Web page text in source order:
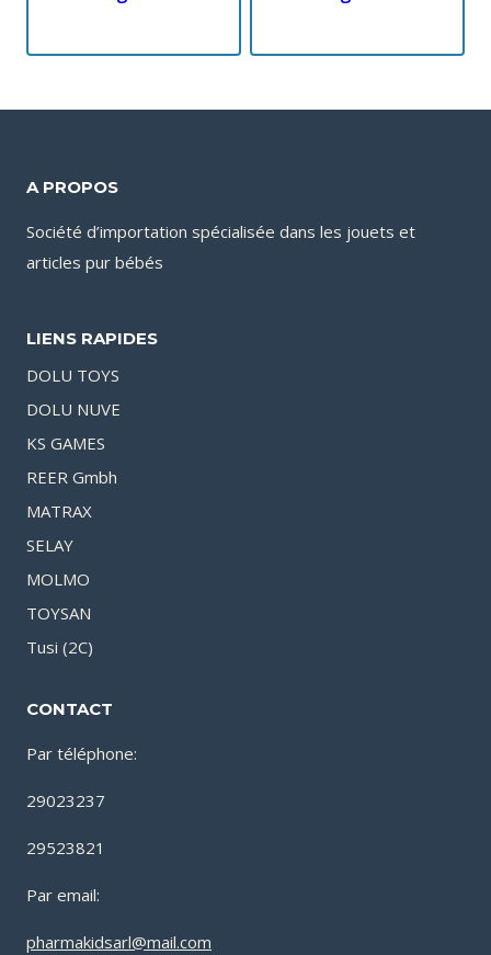
A PROPOS
Société d’importation spécialisée dans les jouets et
articles pur bébés
LIENS RAPIDES
DOLU TOYS
DOLU NUVE
KS GAMES
REER Gmbh
MATRAX
SELAY
MOLMO
TOYSAN
Tusi (2C)
CONTACT
Par téléphone:
29023237
29523821
Par email:
pharmakidsarl@mail.com